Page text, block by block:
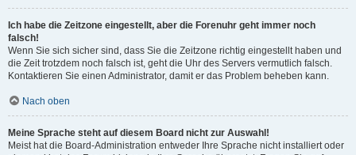
Ich habe die Zeitzone eingestellt, aber die Forenuhr geht immer noch
falsch!
Wenn Sie sich sicher sind, dass Sie die Zeitzone richtig eingestellt haben und
die Zeit trotzdem noch falsch ist, geht die Uhr des Servers vermutlich falsch.
Kontaktieren Sie einen Administrator, damit er das Problem beheben kann.
Nach oben
Meine Sprache steht auf diesem Board nicht zur Auswahl!
Meist hat die Board-Administration entweder Ihre Sprache nicht installiert oder